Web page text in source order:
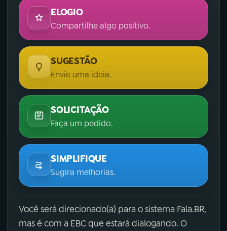
ELOGIO
Compartilhe algo positivo.
SUGESTÃO
Envie uma ideia.
SOLICITAÇÃO
Faça um pedido.
SIMPLIFIQUE
Sugira melhorias.
Você será direcionado(a) para o sistema Fala.BR,
mas é com a EBC que estará dialogando. O